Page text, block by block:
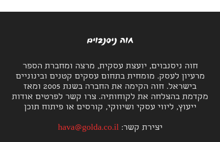
חוה ניסנבוים, יועצת עסקית, מרצה ומחברת הספר
מרעיון לעסק. מומחית בתחום עסקים קטנים ובינוניים
בישראל. חוה הקימה את החברה בשנת 2005 ומאז
מקדמת בהצלחה את לקוחותיה. צרו קשר לפרטים אודות
ייעוץ, ליווי עסקי ושיווקי, קורסים או פיתוח תוכן
יצירת קשר:hava@golda.co.il